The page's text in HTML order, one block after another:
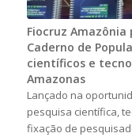
Fiocruz
Caderno de
científicos e
Amazonas
Lançado na
pesquisa científica,
fixação de